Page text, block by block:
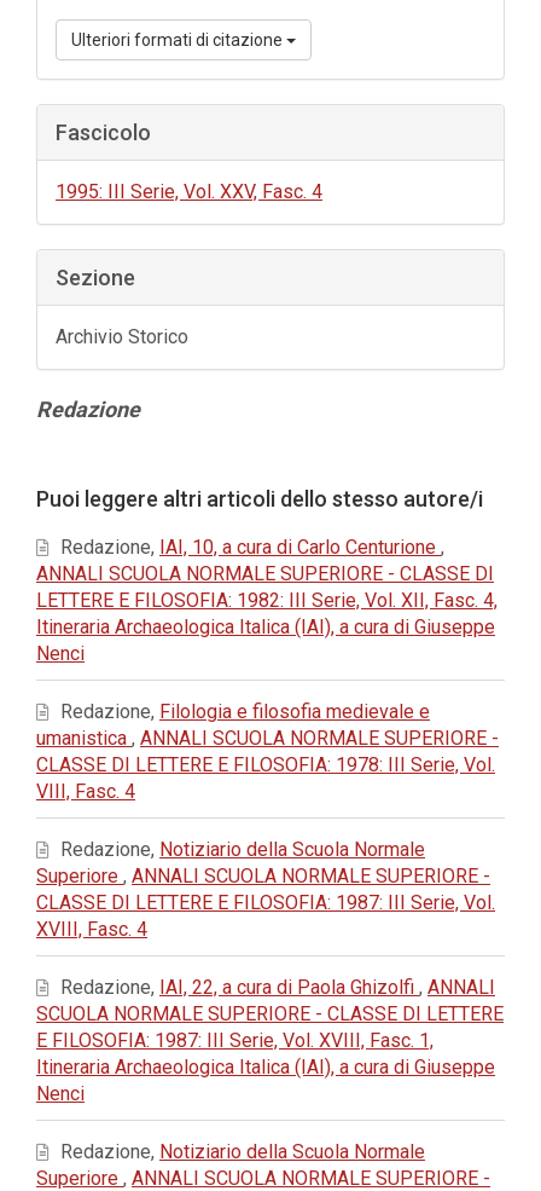
Ulteriori formati di citazione
Fascicolo
1995: III Serie, Vol. XXV, Fasc. 4
Sezione
Archivio Storico
Contenuto
Redazione
dell'articolo
Puoi leggere altri articoli dello stesso autore/i
Redazione, IAI, 10, a cura di Carlo Centurione ,
ANNALI SCUOLA NORMALE SUPERIORE - CLASSE DI
LETTERE E FILOSOFIA: 1982: III Serie, Vol. XII, Fasc. 4,
Itineraria Archaeologica Italica (IAI), a cura di Giuseppe
Nenci
Redazione, Filologia e filosofia medievale e
umanistica , ANNALI SCUOLA NORMALE SUPERIORE -
CLASSE DI LETTERE E FILOSOFIA: 1978: III Serie, Vol.
VIII, Fasc. 4
Redazione, Notiziario della Scuola Normale
Superiore , ANNALI SCUOLA NORMALE SUPERIORE -
CLASSE DI LETTERE E FILOSOFIA: 1987: III Serie, Vol.
XVIII, Fasc. 4
Redazione, IAI, 22, a cura di Paola Ghizolfi , ANNALI
SCUOLA NORMALE SUPERIORE - CLASSE DI LETTERE
E FILOSOFIA: 1987: III Serie, Vol. XVIII, Fasc. 1,
Itineraria Archaeologica Italica (IAI), a cura di Giuseppe
Nenci
Redazione, Notiziario della Scuola Normale
Superiore , ANNALI SCUOLA NORMALE SUPERIORE -